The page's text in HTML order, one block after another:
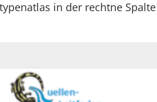
in der rechtne